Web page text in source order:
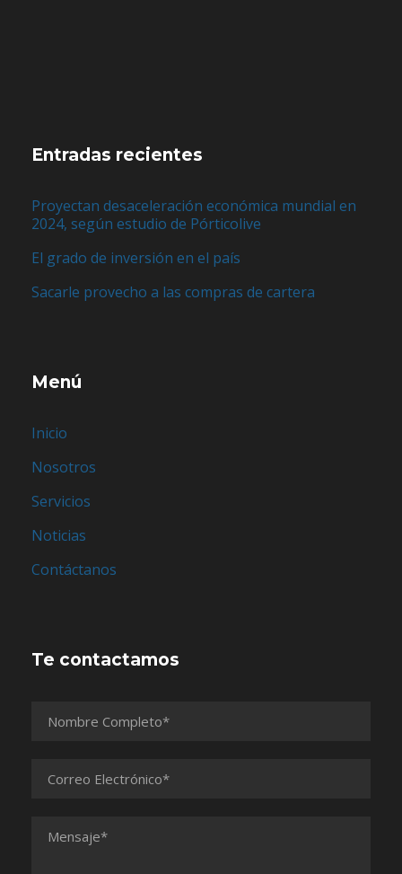
Entradas recientes
Proyectan desaceleración económica mundial en
2024, según estudio de Pórticolive
El grado de inversión en el país
Sacarle provecho a las compras de cartera
Menú
Inicio
Nosotros
Servicios
Noticias
Contáctanos
Te contactamos